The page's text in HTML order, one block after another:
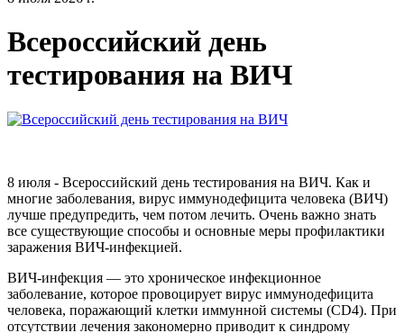
Всероссийский день
тестирования на ВИЧ
8 июля - Всероссийский день тестирования на ВИЧ. Как и
многие заболевания, вирус иммунодефицита человека (ВИЧ)
лучше предупредить, чем потом лечить. Очень важно знать
все существующие способы и основные меры профилактики
заражения ВИЧ-инфекцией.
ВИЧ-инфекция — это хроническое инфекционное
заболевание, которое провоцирует вирус иммунодефицита
человека, поражающий клетки иммунной системы (СD4). При
отсутствии лечения закономерно приводит к синдрому